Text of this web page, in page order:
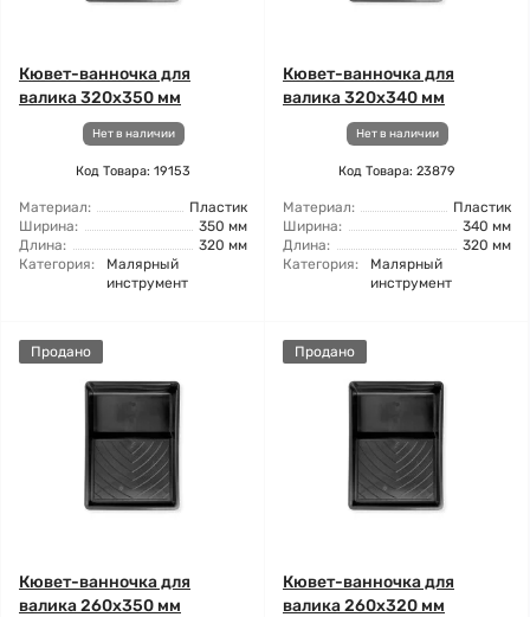
Кювет-ванночка для
валика 320x350 мм
Нет в наличии
Код Товара: 19153
Материал:
Пластик
Ширина:
350 мм
Длина:
320 мм
Категория:
Малярный
инструмент
Кювет-ванночка для
валика 320x340 мм
Нет в наличии
Код Товара: 23879
Материал:
Пластик
Ширина:
340 мм
Длина:
320 мм
Категория:
Малярный
инструмент
Продано
Кювет-ванночка для
валика 260x350 мм
Продано
Кювет-ванночка для
валика 260x320 мм